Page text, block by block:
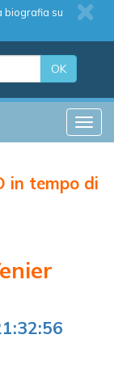
biografia su
OK
in tempo di